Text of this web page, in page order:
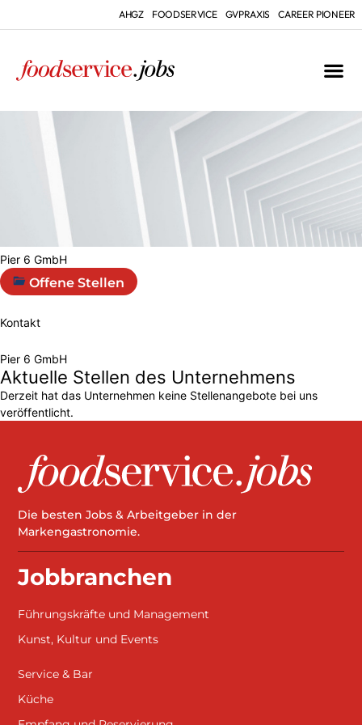
AHGZ FOODSERVICE GVPRAXIS CAREER PIONEER
Pier 6 GmbH
Offene Stellen
Kontakt
Pier 6 GmbH
Aktuelle Stellen des Unternehmens
Derzeit hat das Unternehmen keine Stellenangebote bei uns
veröffentlicht.
Die besten Jobs & Arbeitgeber in der
Markengastronomie.
Jobbranchen
Führungskräfte und Management
Kunst, Kultur und Events
Service & Bar
Küche